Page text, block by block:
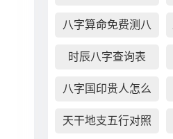
八字算命免费测八
字
时辰八字查询表
八字国印贵人怎么
看
天干地支五行对照